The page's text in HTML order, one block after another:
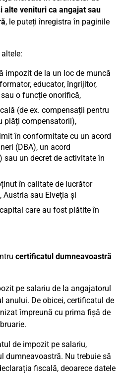
alte venituri ca angajat sau
, le puteți înregistra în paginile
impozit de la un loc de muncă
educator, îngrijitor,
o funcție onorifică,
(de ex. compensații pentru
plăți compensatorii),
în conformitate cu un acord
(DBA), un acord
sau un decret de activitate în
în calitate de lucrător
sau Elveția și
care au fost plătite în
certificatul dumneavoastră
pe salariu de la angajatorul
anului. De obicei, certificatul de
împreună cu prima fișă de
de impozit pe salariu,
dumneavoastră. Nu trebuie să
fiscală, deoarece datele